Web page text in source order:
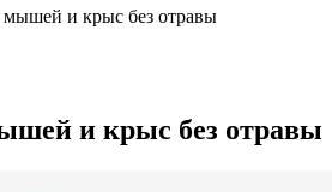
и крыс без отравы
и крыс без отравы